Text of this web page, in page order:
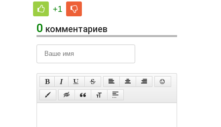
+1
0 комментариев